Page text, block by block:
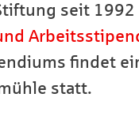
seit
findet
statt.